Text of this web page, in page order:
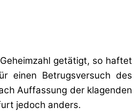
getätigt, so haftet
einen Betrugsversuch des
Auffassung der klagenden
jedoch anders.